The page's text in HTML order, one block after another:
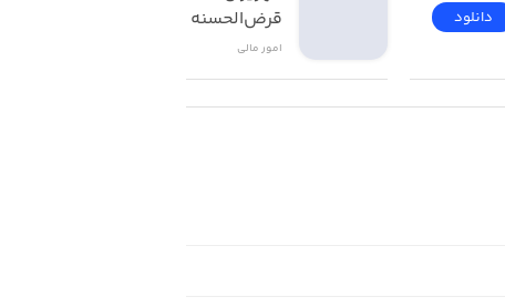
دانلود
قرض‌الحسنه مهر ایران
امور ‌مالی